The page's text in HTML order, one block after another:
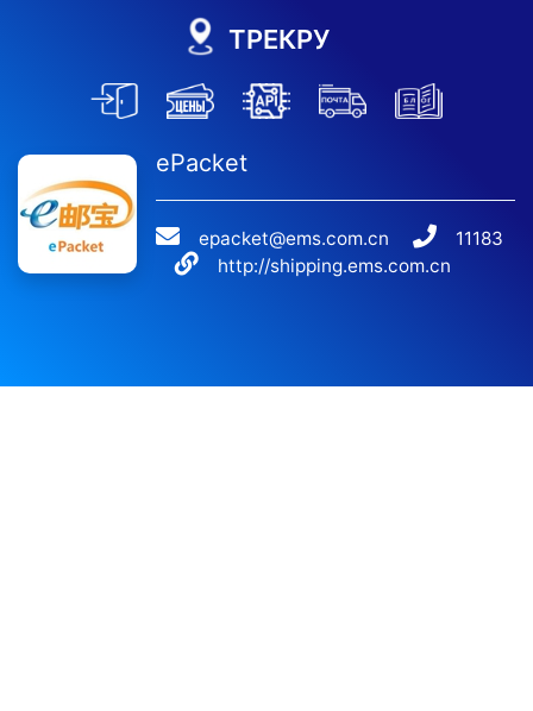
ТРЕКРУ
ePacket
epacket@ems.com.cn
11183
http://shipping.ems.com.cn